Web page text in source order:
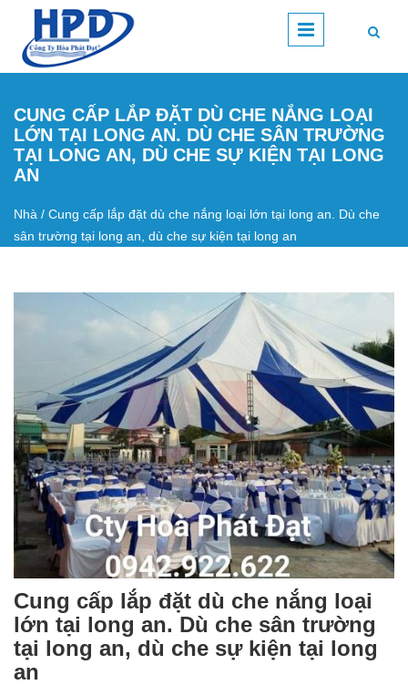
Nhảy đến nội dung
CUNG CẤP LẮP ĐẶT DÙ CHE NẮNG LOẠI
LỚN TẠI LONG AN. DÙ CHE SÂN TRƯỜNG
TẠI LONG AN, DÙ CHE SỰ KIỆN TẠI LONG
AN
Bạn đang ở đây
Nhà / Cung cấp lắp đặt dù che nắng loại lớn tại long an. Dù che
sân trường tại long an, dù che sự kiện tại long an
Cung cấp lắp đặt dù che nắng loại
lớn tại long an. Dù che sân trường
tại long an, dù che sự kiện tại long
an